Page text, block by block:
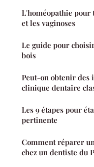
L'homéopathie pour
et les vaginoses
Le guide pour
bois
Peut-on obtenir des
clinique dentaire
Les 9 étapes pour
pertinente
Comment réparer
chez un dentiste du